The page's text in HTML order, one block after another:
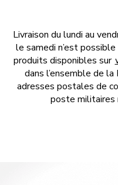
Livraison du lundi au
le samedi n’est possible
produits disponibles sur
dans l’ensemble de
adresses postales de
poste militaires